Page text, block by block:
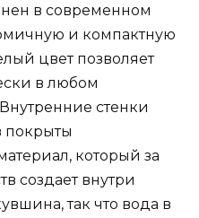
в современном
и компактную
цвет позволяет
в любом
стенки
покрыты
который за
создает внутри
так что вода в